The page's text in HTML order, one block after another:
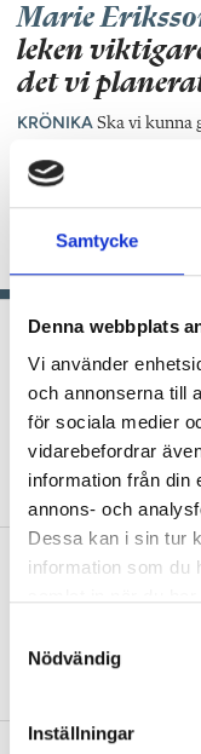
Samtycke
Denna webbplats
Vi använder
och annonserna till
för sociala medier
vidarebefordrar
information från din
annons- och
Dessa kan i sin tur
information som du
t
Nödvändig
Inställningar
Marie
leken
det vi
KRÖNIKA Ska vi kunna
linje med läroplanen, så
stunden när den
det planerade spåret,
Marie Eriksson.
Podcast: Hur skapar vi
Så skapar
utepedagogik
cykeln”